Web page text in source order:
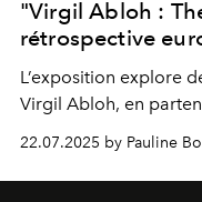
"Virgil Abloh :
rétrospective
L’exposition explore
Virgil Abloh, en
22.07.2025 by Pauline